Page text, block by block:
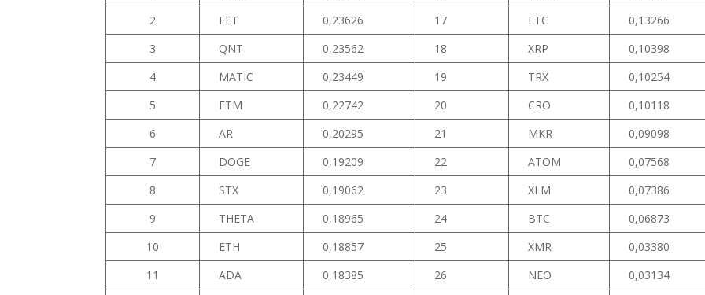
2
FET 0,23626 17 ETC
0,13266
3
QNT 0,23562 18 XRP
0,10398
4
MATIC 0,23449 19 TRX
0,10254
5
FTM 0,22742 20 CRO
0,10118
6
AR 0,20295 21 MKR
0,09098
7
DOGE 0,19209 22 ATOM
0,07568
8
STX 0,19062 23 XLM
0,07386
9
THETA 0,18965 24 BTC
0,06873
10
ETH 0,18857 25 XMR
0,03380
11
ADA 0,18385 26 NEO
0,03134